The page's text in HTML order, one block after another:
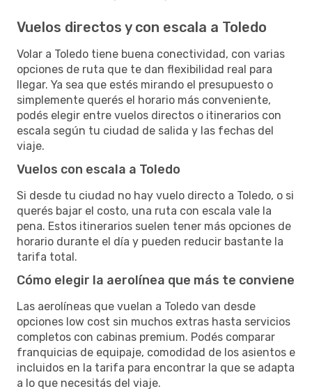
Vuelos directos y con escala a Toledo
Volar a Toledo tiene buena conectividad, con varias
opciones de ruta que te dan flexibilidad real para
llegar. Ya sea que estés mirando el presupuesto o
simplemente querés el horario más conveniente,
podés elegir entre vuelos directos o itinerarios con
escala según tu ciudad de salida y las fechas del
viaje.
Vuelos con escala a Toledo
Si desde tu ciudad no hay vuelo directo a Toledo, o si
querés bajar el costo, una ruta con escala vale la
pena. Estos itinerarios suelen tener más opciones de
horario durante el día y pueden reducir bastante la
tarifa total.
Cómo elegir la aerolínea que más te conviene
Las aerolíneas que vuelan a Toledo van desde
opciones low cost sin muchos extras hasta servicios
completos con cabinas premium. Podés comparar
franquicias de equipaje, comodidad de los asientos e
incluidos en la tarifa para encontrar la que se adapta
a lo que necesitás del viaje.